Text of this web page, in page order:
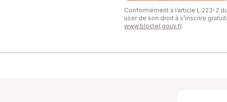
Conformément à l’article L.223-2
user de son droit à s’inscrire
www.bloctel.gouv.fr.